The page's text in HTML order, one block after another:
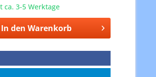
ca. 3-5 Werktage
In den Warenkorb